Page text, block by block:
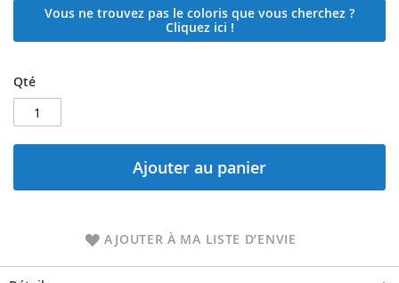
Vous ne trouvez pas le coloris que vous cherchez ?
Cliquez ici !
Qté
Ajouter au panier
AJOUTER À MA LISTE D’ENVIE